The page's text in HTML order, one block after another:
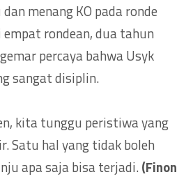
menang KO pada ronde
rondean, dua tahun
percaya bahwa Usyk
sangat disiplin.
kita tunggu peristiwa yang
Satu hal yang tidak boleh
apa saja bisa terjadi.(Finon